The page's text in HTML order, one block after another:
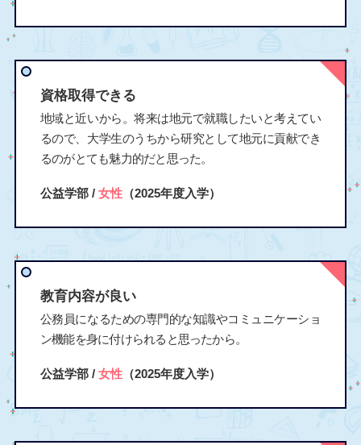
資格取得できる
地域と近いから。将来は地元で就職したいと考えてい
るので、大学生のうちから研究として地元に貢献でき
るのがとても魅力的だと思った。
公益学部 / 女性（2025年度入学）
教育内容が良い
公務員になるための専門的な知識やコミュニケーショ
ン機能を身に付けられると思ったから。
公益学部 / 女性（2025年度入学）